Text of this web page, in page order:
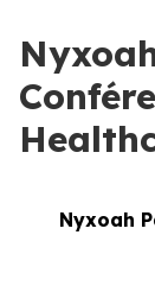
Nyxoah